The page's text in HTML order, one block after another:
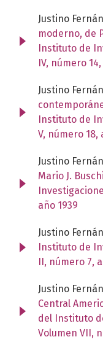
Justino
moderno, de
Instituto de
IV, número
Justino
Instituto de
V, número 18,
Justino
Mario J.
año 1939
Justino
Instituto de
II, número 7,
Justino
Central
del Instituto
Volumen VII,